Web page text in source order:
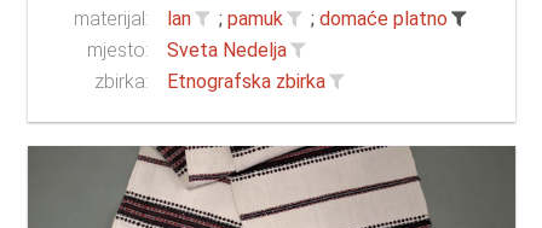
materijal:
lan ; pamuk ; domaće platno
mjesto:
Sveta Nedelja
zbirka:
Etnografska zbirka